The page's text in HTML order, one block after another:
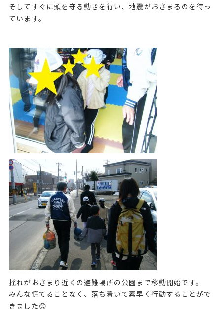
そしてすぐに頭を守る動きを行い、地震がおさまるのを待っ
ています。
揺れがおさまり近くの避難場所の公園まで移動開始です。
みんな慌てることなく、落ち着いて素早く行動することがで
きました😊